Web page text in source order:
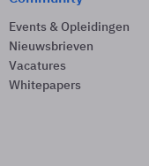
Events & Opleidingen
Nieuwsbrieven
Vacatures
Whitepapers